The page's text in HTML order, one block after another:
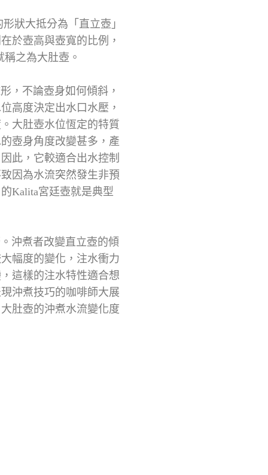
大抵分為「直立壺」
於壺高與壺寬的比例，
之為大肚壺。
不論壺身如何傾斜，
高度決定出水口水壓，
大肚壺水位恆定的特質
壺身角度改變甚多，產
此，它較適合出水控制
因為水流突然發生非預
Kalita宮廷壺就是典型
煮者改變直立壺的傾
幅度的變化，注水衝力
這樣的注水特性適合想
沖煮技巧的咖啡師大展
肚壺的沖煮水流變化度